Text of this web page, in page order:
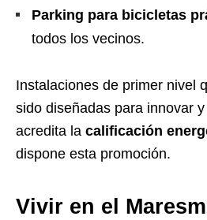
Parking para bicicletas
todos los vecinos.
Instalaciones de primer nivel
sido diseñadas para innovar
acredita la calificación
dispone esta promoción.
Vivir en el